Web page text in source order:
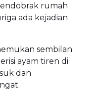
rumah
ada kejadian
sembilan
ayam tiren di
dan